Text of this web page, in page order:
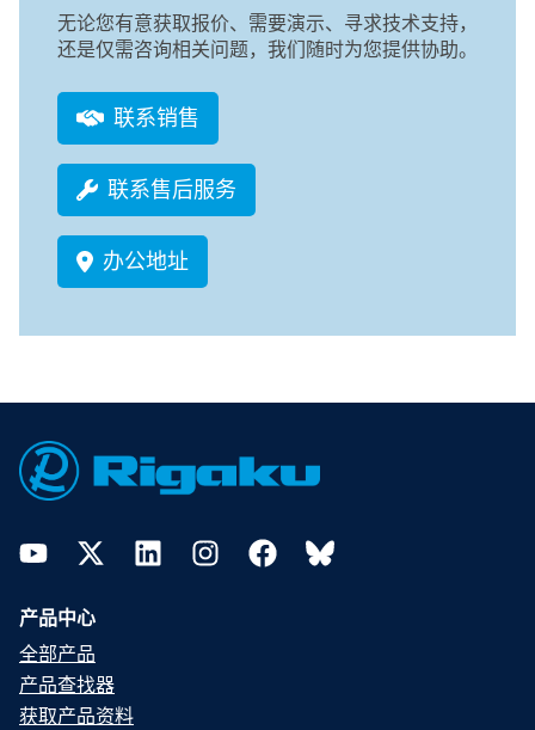
无论您有意获取报价、需要演示、寻求技术支持，
还是仅需咨询相关问题，我们随时为您提供协助。
联系销售
联系售后服务
办公地址
YouTubeTwitter LinkedInInstagramFacebookBluesky
产品中心
全部产品
产品查找器
获取产品资料